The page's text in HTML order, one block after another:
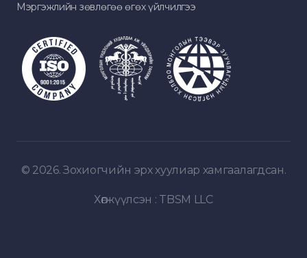
Мэргэжлийн зөвлөгөө өгөх үйлчилгээ
© 2026. Зохиогчийн эрх хуулиар хамгаалагдсан.
Хөгжүүлсэн : TBSM LLC